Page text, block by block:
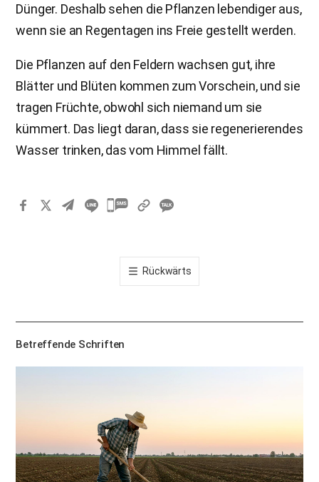
Dünger. Deshalb sehen die Pflanzen lebendiger aus,
wenn sie an Regentagen ins Freie gestellt werden.
Die Pflanzen auf den Feldern wachsen gut, ihre
Blätter und Blüten kommen zum Vorschein, und sie
tragen Früchte, obwohl sich niemand um sie
kümmert. Das liegt daran, dass sie regenerierendes
Wasser trinken, das vom Himmel fällt.
카
톡
공
기
Rückwärts
Betreffende Schriften